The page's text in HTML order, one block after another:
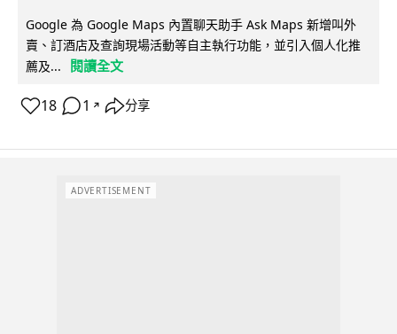
Google 為 Google Maps 內置聊天助手 Ask Maps 新增叫外
賣、訂酒店及查詢現場活動等自主執行功能，並引入個人化推
薦及...
閱讀全文
18 1 ↗ 分享
ADVERTISEMENT